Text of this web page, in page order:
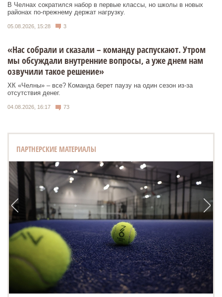
В Челнах сократился набор в первые классы, но школы в новых
районах по-прежнему держат нагрузку.
05.08.2026, 15:28 3
«Нас собрали и сказали – команду распускают. Утром
мы обсуждали внутренние вопросы, а уже днем нам
озвучили такое решение»
ХК «Челны» – все? Команда берет паузу на один сезон из-за
отсутствия денег.
04.08.2026, 16:17 73
ПАРТНЕРСКИЕ МАТЕРИАЛЫ